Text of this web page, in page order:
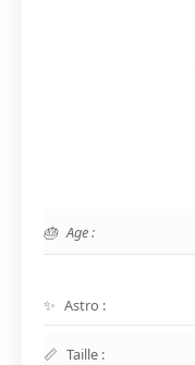
Age :
Astro :
Taille :